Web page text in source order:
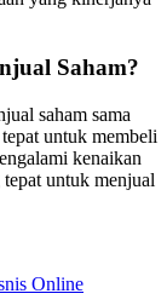
Saham?
saham sama
untuk membeli
kenaikan
untuk menjual
Online